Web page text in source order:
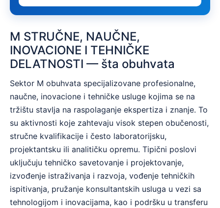
M STRUČNE, NAUČNE,
INOVACIONE I TEHNIČKE
DELATNOSTI — šta obuhvata
Sektor M obuhvata specijalizovane profesionalne,
naučne, inovacione i tehničke usluge kojima se na
tržištu stavlja na raspolaganje ekspertiza i znanje. To
su aktivnosti koje zahtevaju visok stepen obučenosti,
stručne kvalifikacije i često laboratorijsku,
projektantsku ili analitičku opremu. Tipični poslovi
uključuju tehničko savetovanje i projektovanje,
izvođenje istraživanja i razvoja, vođenje tehničkih
ispitivanja, pružanje konsultantskih usluga u vezi sa
tehnologijom i inovacijama, kao i podršku u transferu